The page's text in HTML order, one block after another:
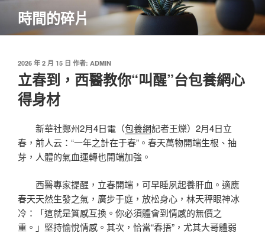
主
時間的碎片
發
於
2026 年 2 月 15 日 作者: ADMIN
立春到，西醫教你“叫醒”台包養網心
得身材
新華社鄭州2月4日電（包養網記者王爍）2月4日立
春，前人云：“一年之計在于春”。春天萬物開端生根、抽
芽，人體的氣血運轉也開端加強。
西醫專家提醒，立春開端，可早睡夙起養肝血。適應
春天天然生發之氣，廣步于庭，放松身心，林天秤眼神冰
冷：「這就是質感互換。你必須體會到情感的無價之
重。」堅持愉悅情感。其次，恰當“春捂”，尤其大哥體弱